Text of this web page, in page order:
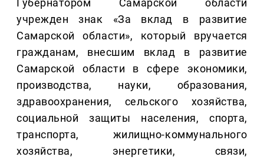
Губернатором Самарской области
учрежден знак «За вклад в развитие
Самарской области», который вручается
гражданам, внесшим вклад в развитие
Самарской области в сфере экономики,
производства, науки, образования,
здравоохранения, сельского хозяйства,
социальной защиты населения, спорта,
транспорта, жилищно-коммунального
хозяйства, энергетики, связи,